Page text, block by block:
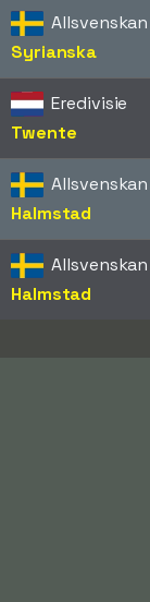
Allsvenskan
Syrianska
Eredivisie
Twente
Allsvenskan
Halmstad
Allsvenskan
Halmstad